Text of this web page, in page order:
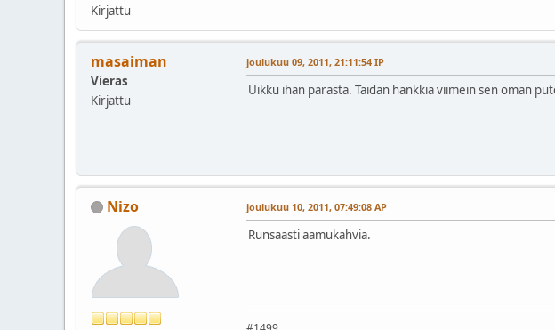
Kirjattu
masaiman
Vieras
Kirjattu
joulukuu 09, 2011, 21:11:54 IP
Uikku ihan parasta. Taidan hankkia viimein sen oman
Nizo joulukuu 10, 2011, 07:49:08 AP
Runsaasti aamukahvia.